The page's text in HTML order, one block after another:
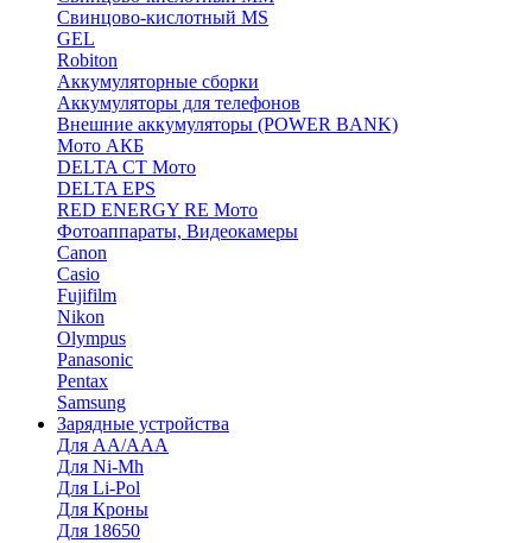
Cвинцово-кислотный MS
GEL
Robiton
Аккумуляторные сборки
Аккумуляторы для телефонов
Внешние аккумуляторы (POWER BANK)
Мото АКБ
DELTA CT Мото
DELTA EPS
RED ENERGY RE Мото
Фотоаппараты, Видеокамеры
Canon
Casio
Fujifilm
Nikon
Olympus
Panasonic
Pentax
Samsung
Зарядные устройства
Для AA/AAA
Для Ni-Mh
Для Li-Pol
Для Кроны
Для 18650